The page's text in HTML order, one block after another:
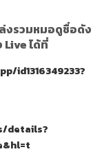
งรวมหมอดูชื่อดัง
ได้ที่
id1316349233?
details?